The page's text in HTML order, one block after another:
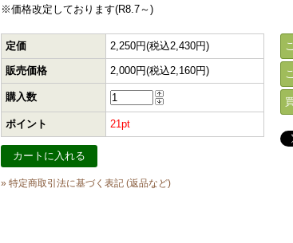
※価格改定しております(R8.7～)
定価 2,250円(税込2,430円)
販売価格 2,000円(税込2,160円)
購入数
ポイント 21pt
» 特定商取引法に基づく表記 (返品など)